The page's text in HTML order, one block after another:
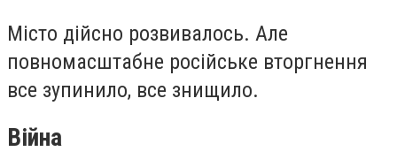
Місто дійсно розвивалось. Але
повномасштабне російське вторгнення
все зупинило, все знищило.
Війна